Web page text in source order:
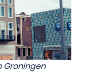
Groningen